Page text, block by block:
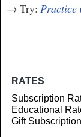
→ Try: Practice
RATES
Subscription
Educational
Gift